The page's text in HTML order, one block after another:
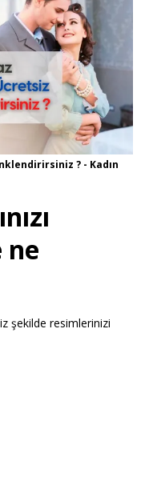
? - Kadın
ne
şekilde resimlerinizi